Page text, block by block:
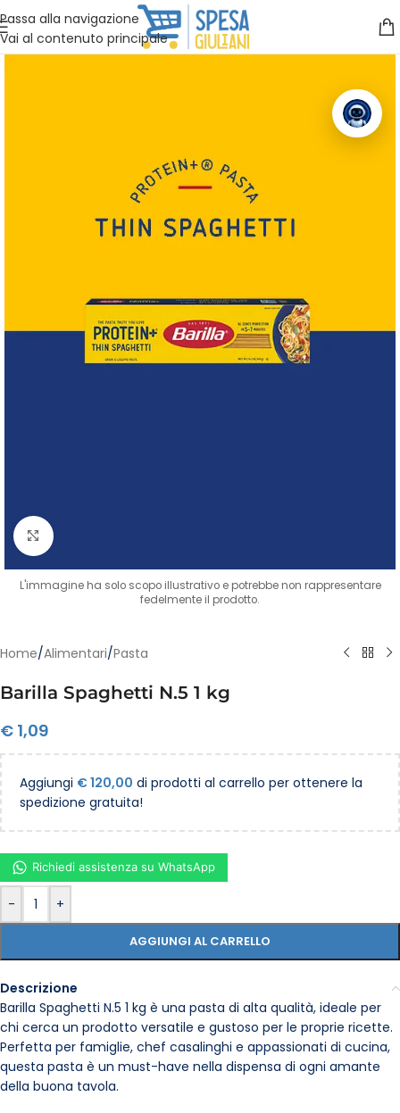
Passa alla navigazione
Vai al contenuto principale
Vuoi assistenza?Clicca qui e ti richiamiamo noi
Clicca per ingrandire
L'immagine ha solo scopo illustrativo e potrebbe non rappresentare
fedelmente il prodotto.
Home/Alimentari/Pasta
Barilla Spaghetti N.5 1 kg
€ 1,09
Aggiungi €120,00 di prodotti al carrello per ottenere la
spedizione gratuita!
- +
AGGIUNGI AL CARRELLO
Richiedi assistenza su WhatsApp
Descrizione
Barilla Spaghetti N.5 1 kg è una pasta di alta qualità, ideale per
chi cerca un prodotto versatile e gustoso per le proprie ricette.
Perfetta per famiglie, chef casalinghi e appassionati di cucina,
questa pasta è un must-have nella dispensa di ogni amante
della buona tavola.